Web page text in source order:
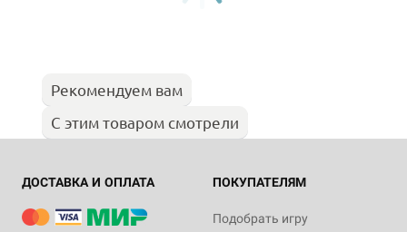
Рекомендуем вам
С этим товаром смотрели
ДОСТАВКА И ОПЛАТА ПОКУПАТЕЛЯМ
Подобрать игру